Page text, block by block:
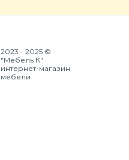
2023 - 2025 © -
"Мебель К"
интернет-магазин
мебели